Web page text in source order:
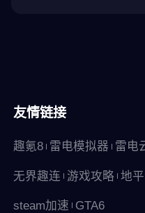
友情链接
趣氪8 雷电模拟器 雷电
无界趣连 游戏攻略 地
steam加速 GTA6